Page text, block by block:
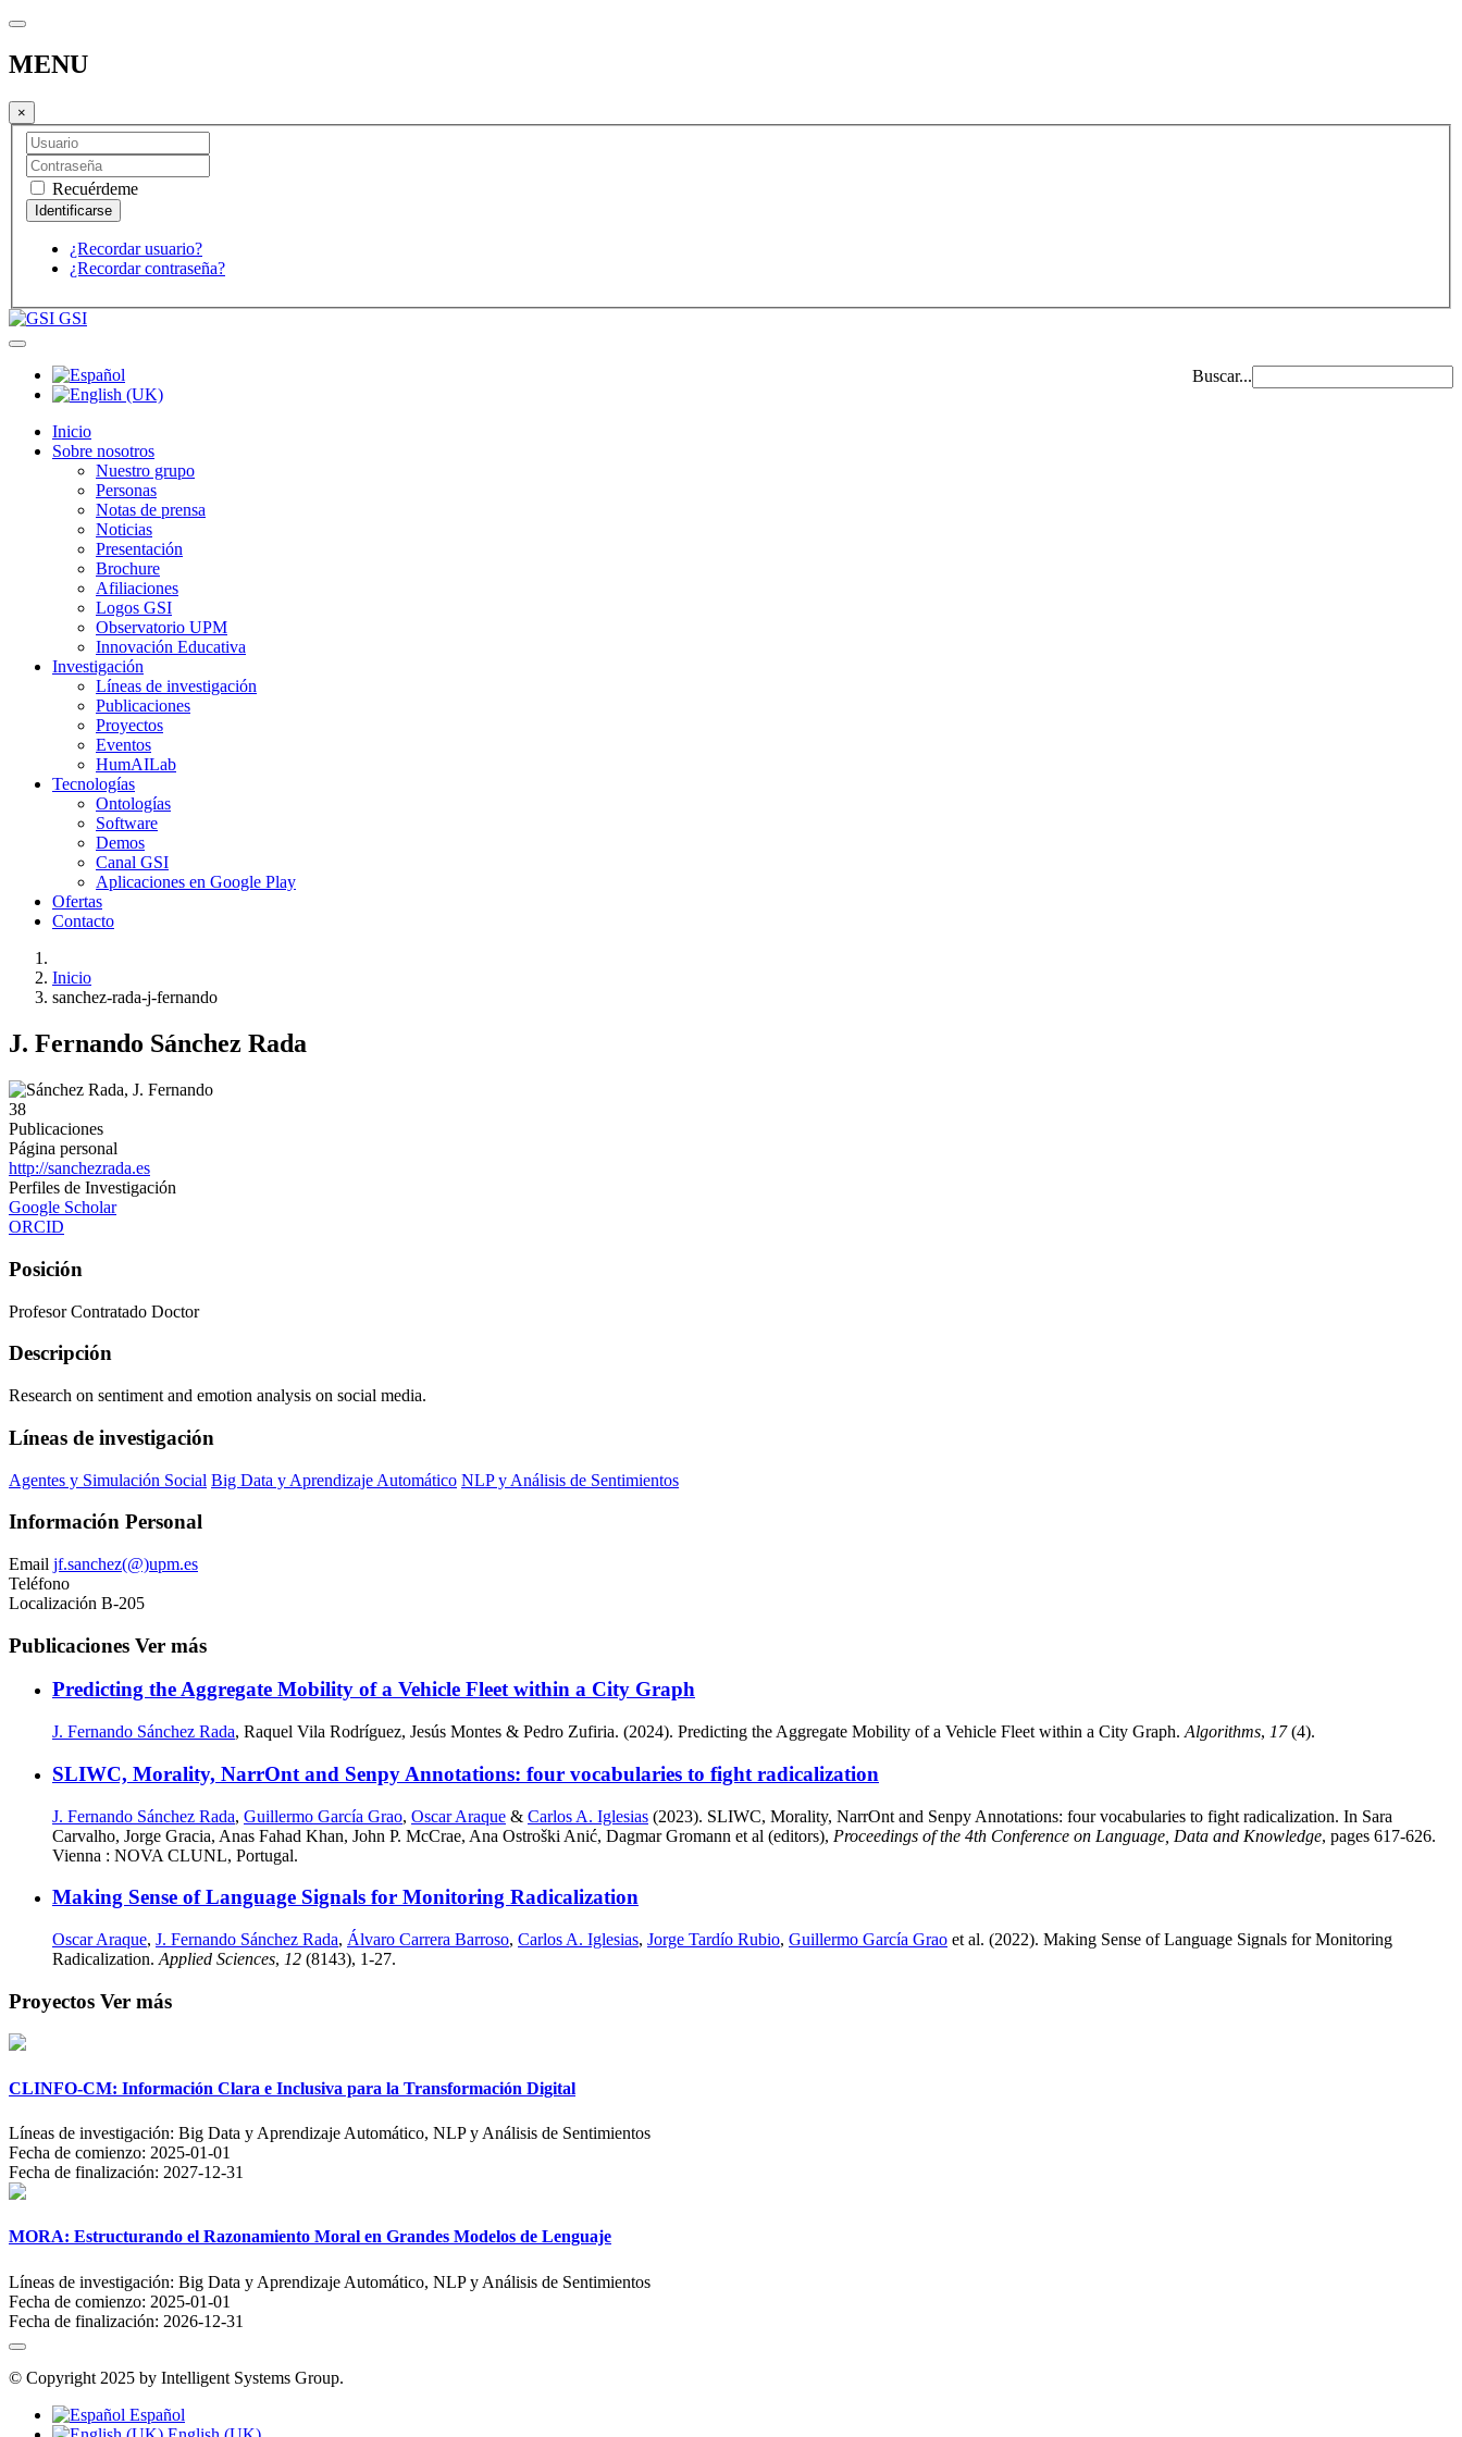
MENU
×
Recuérdeme
¿Recordar usuario?
¿Recordar contraseña?
GSI
Buscar...
Inicio
Sobre nosotros
Nuestro grupo
Personas
Notas de prensa
Noticias
Presentación
Brochure
Afiliaciones
Logos GSI
Observatorio UPM
Innovación Educativa
Investigación
Líneas de investigación
Publicaciones
Proyectos
Eventos
HumAILab
Tecnologías
Ontologías
Software
Demos
Canal GSI
Aplicaciones en Google Play
Ofertas
Contacto
Inicio
sanchez-rada-j-fernando
J. Fernando Sánchez Rada
38
Publicaciones
Página personal
http://sanchezrada.es
Perfiles de Investigación
Google Scholar
ORCID
Posición
Profesor Contratado Doctor
Descripción
Research on sentiment and emotion analysis on social media.
Líneas de investigación
Agentes y Simulación Social Big Data y Aprendizaje Automático NLP y Análisis de Sentimientos
Información Personal
Email jf.sanchez(@)upm.es
Teléfono
Localización B-205
Publicaciones Ver más
Predicting the Aggregate Mobility of a Vehicle Fleet within a City Graph
J. Fernando Sánchez Rada, Raquel Vila Rodríguez, Jesús Montes & Pedro Zufiria. (2024). Predicting the Aggregate Mobility of a Vehicle Fleet within a City Graph. Algorithms, 17(4).
SLIWC, Morality, NarrOnt and Senpy Annotations: four vocabularies to fight radicalization
J. Fernando Sánchez Rada, Guillermo García Grao, Oscar Araque & Carlos A. Iglesias (2023). SLIWC, Morality, NarrOnt and Senpy Annotations: four vocabularies to fight radicalization. In Sara
Carvalho, Jorge Gracia, Anas Fahad Khan, John P. McCrae, Ana Ostroški Anić, Dagmar Gromann et al (editors), Proceedings of the 4th Conference on Language, Data and Knowledge, pages 617-626.
Vienna : NOVA CLUNL, Portugal.
Making Sense of Language Signals for Monitoring Radicalization
Oscar Araque, J. Fernando Sánchez Rada, Álvaro Carrera Barroso, Carlos A. Iglesias, Jorge Tardío Rubio, Guillermo García Grao et al. (2022). Making Sense of Language Signals for Monitoring
Radicalization. Applied Sciences, 12 (8143), 1-27.
Proyectos Ver más
CLINFO-CM: Información Clara e Inclusiva para la Transformación Digital
Líneas de investigación: Big Data y Aprendizaje Automático, NLP y Análisis de Sentimientos
Fecha de comienzo: 2025-01-01
Fecha de finalización: 2027-12-31
MORA: Estructurando el Razonamiento Moral en Grandes Modelos de Lenguaje
Líneas de investigación: Big Data y Aprendizaje Automático, NLP y Análisis de Sentimientos
Fecha de comienzo: 2025-01-01
Fecha de finalización: 2026-12-31
© Copyright 2025 by Intelligent Systems Group.
Español